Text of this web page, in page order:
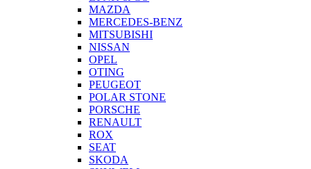
MAZDA
MERCEDES-BENZ
MITSUBISHI
NISSAN
OPEL
OTING
PEUGEOT
POLAR STONE
PORSCHE
RENAULT
ROX
SEAT
SKODA